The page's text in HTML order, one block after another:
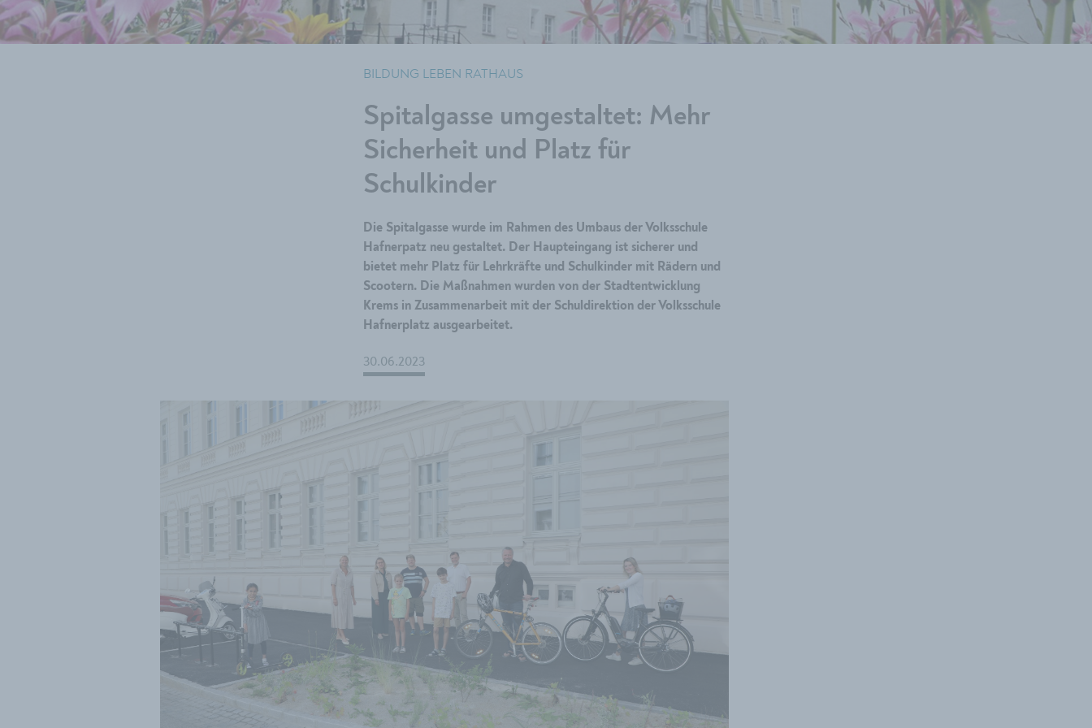
BILDUNG LEBEN RATHAUS
Spitalgasse umgestaltet: Mehr
Sicherheit und Platz für
Schulkinder
Die Spitalgasse wurde im Rahmen des Umbaus der Volksschule
Hafnerpatz neu gestaltet. Der Haupteingang ist sicherer und
bietet mehr Platz für Lehrkräfte und Schulkinder mit Rädern und
Scootern. Die Maßnahmen wurden von der Stadtentwicklung
Krems in Zusammenarbeit mit der Schuldirektion der Volksschule
Hafnerplatz ausgearbeitet.
30.06.2023